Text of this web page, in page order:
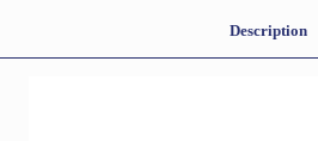
Description